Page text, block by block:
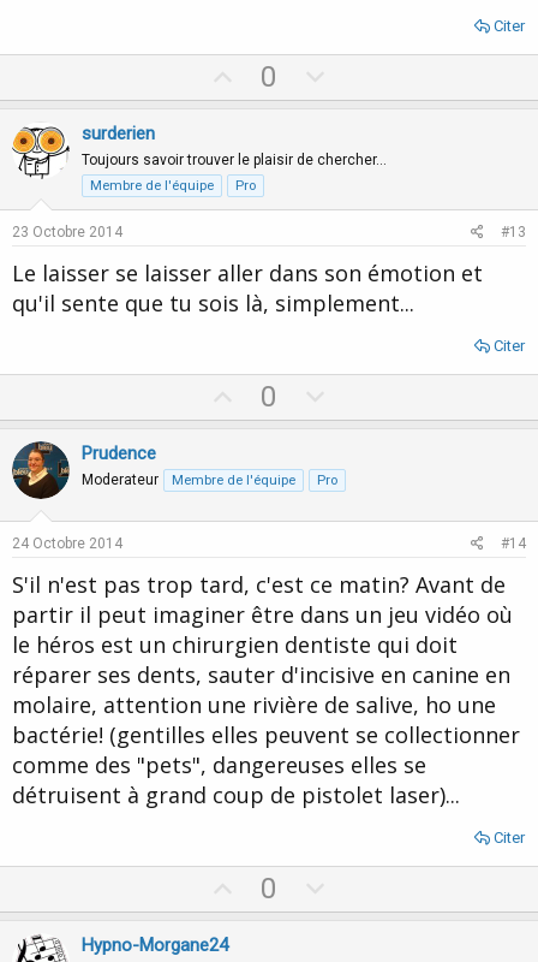
Citer
p
o
t
e
0
o
n
o
e
surderien
Toujours savoir trouver le plaisir de chercher…
Membre de l'équipe Pro
23 Octobre 2014 #13
Le laisser se laisser aller dans son émotion et
qu'il sente que tu sois là, simplement...
Citer
p
o
0
o
n
e
Prudence
Moderateur Membre de l'équipe Pro
24 Octobre 2014 #14
S'il n'est pas trop tard, c'est ce matin? Avant de
partir il peut imaginer être dans un jeu vidéo où
le héros est un chirurgien dentiste qui doit
réparer ses dents, sauter d'incisive en canine en
molaire, attention une rivière de salive, ho une
bactérie! (gentilles elles peuvent se collectionner
comme des "pets", dangereuses elles se
détruisent à grand coup de pistolet laser)...
Citer
p
0
o
Hypno-Morgane24